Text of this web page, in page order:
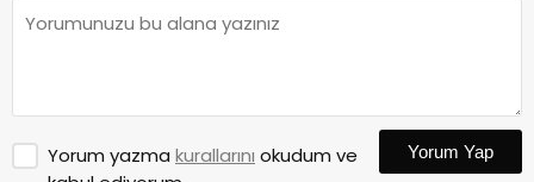
Yorum yazma kurallarını okudum ve
Yorum Yap